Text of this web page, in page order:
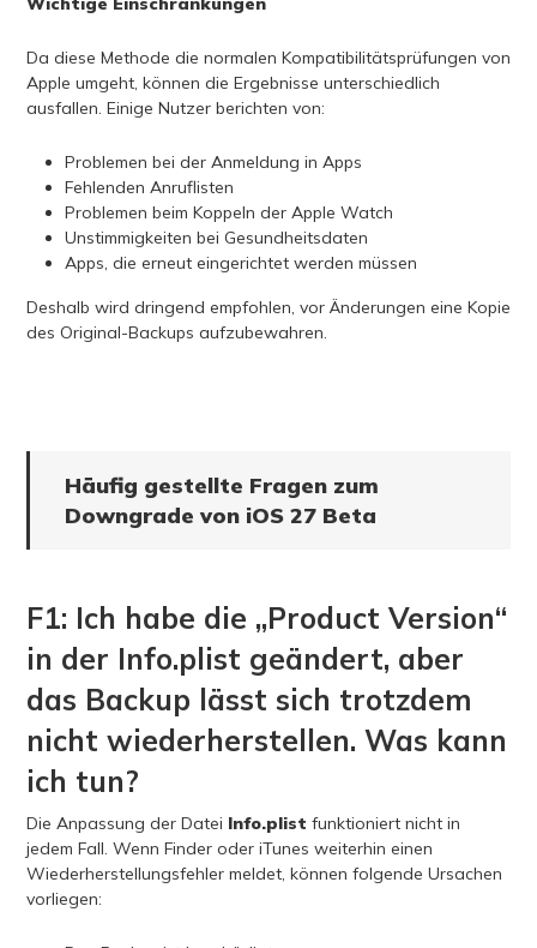
Da diese Methode die normalen Kompatibilitätsprüfungen von
Apple umgeht, können die Ergebnisse unterschiedlich
ausfallen. Einige Nutzer berichten von:
Problemen bei der Anmeldung in Apps
Fehlenden Anruflisten
Problemen beim Koppeln der Apple Watch
Unstimmigkeiten bei Gesundheitsdaten
Apps, die erneut eingerichtet werden müssen
Deshalb wird dringend empfohlen, vor Änderungen eine Kopie
des Original-Backups aufzubewahren.
Häufig gestellte Fragen zum
Downgrade von iOS 27 Beta
F1: Ich habe die „Product Version“
in der Info.plist geändert, aber
das Backup lässt sich trotzdem
nicht wiederherstellen. Was kann
ich tun?
Die Anpassung der Datei Info.plist funktioniert nicht in
jedem Fall. Wenn Finder oder iTunes weiterhin einen
Wiederherstellungsfehler meldet, können folgende Ursachen
vorliegen: